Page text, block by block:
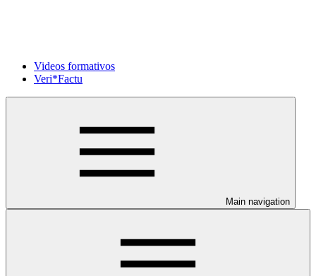
Videos formativos
Veri*Factu
Main navigation